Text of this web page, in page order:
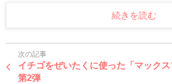
続きを読む
次の記事
イチゴをぜいたくに使った「マック
第2弾